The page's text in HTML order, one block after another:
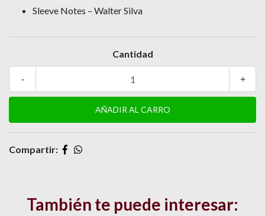
Sleeve Notes – Walter Silva
Cantidad
+
-
Compartir:
También te puede interesar: